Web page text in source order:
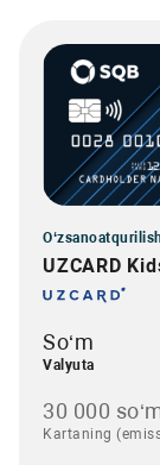
UZCARD
So‘m
Valyuta
30 000
Kartaning